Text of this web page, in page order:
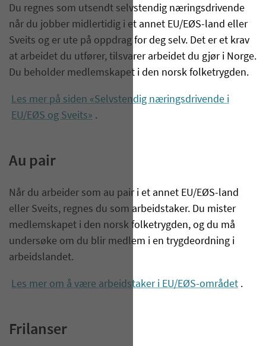
Du regnes som utsendt selvstendig næringsdrivende
når du jobber midlertidig i et annet EU/EØS-land eller
Sveits og er ute på oppdrag for deg selv. Det er et krav
at arbeidet du utfører, tilsvarer arbeidet du gjør i Norge.
Du beholder medlemskapet i den norsk folketrygden.
Les mer på siden «Selvstendig næringsdrivende i
EU/EØS og Sveits» .
Au pair
Når du arbeider som au pair i et annet EU/EØS-land
eller Sveits, regnes du som arbeidstaker. Du mister
medlemskapet i den norsk folketrygden, og du må
undersøke om du blir medlem i en trygdeordning i
arbeidslandet.
Les mer om å være arbeidstaker i EU/EØS-området .
Frilanser